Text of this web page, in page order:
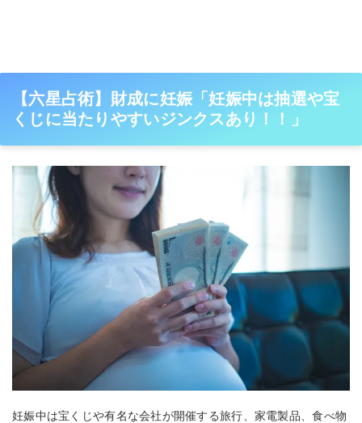
【六星占術】財成に妊娠「妊娠中は抽選や宝
くじに当たりやすいジンクスあり！！」
妊娠中は宝くじや有名な会社が開催する旅行、家電製品、食べ物